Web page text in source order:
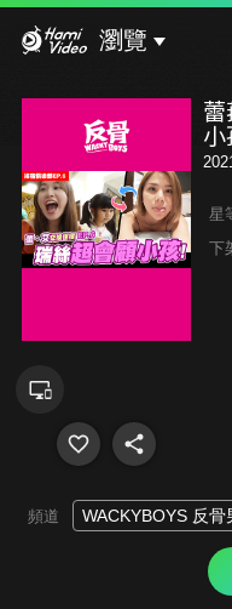
瀏覽
小
星
下
頻道 WACKYBOYS 反骨